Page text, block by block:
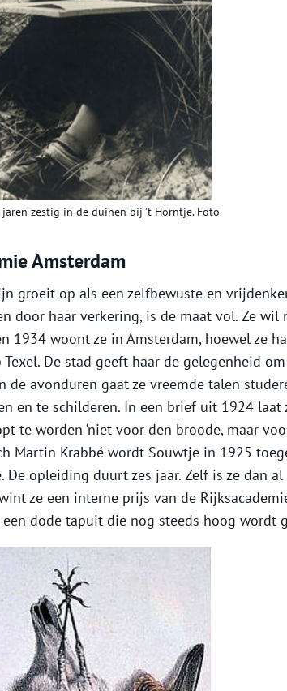
zestig in de duinen bij ’t Horntje. Foto
Amsterdam
groeit op als een zelfbewuste en
door haar verkering, is de maat vol. Ze wil
1934 woont ze in Amsterdam, hoewel ze
De stad geeft haar de gelegenheid
de avonduren gaat ze vreemde talen
en te schilderen. In een brief uit 1924 laat
te worden ‘niet voor den broode, maar
Martin Krabbé wordt Souwtje in 1925
De opleiding duurt zes jaar. Zelf is ze dan
wint ze een interne prijs van de
dode tapuit die nog steeds hoog wordt